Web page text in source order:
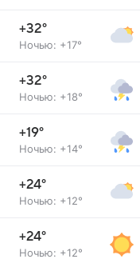
+32°
Ночью: +17°
+32°
Ночью: +18°
+19°
Ночью: +14°
+24°
Ночью: +12°
+24°
Ночью: +12°